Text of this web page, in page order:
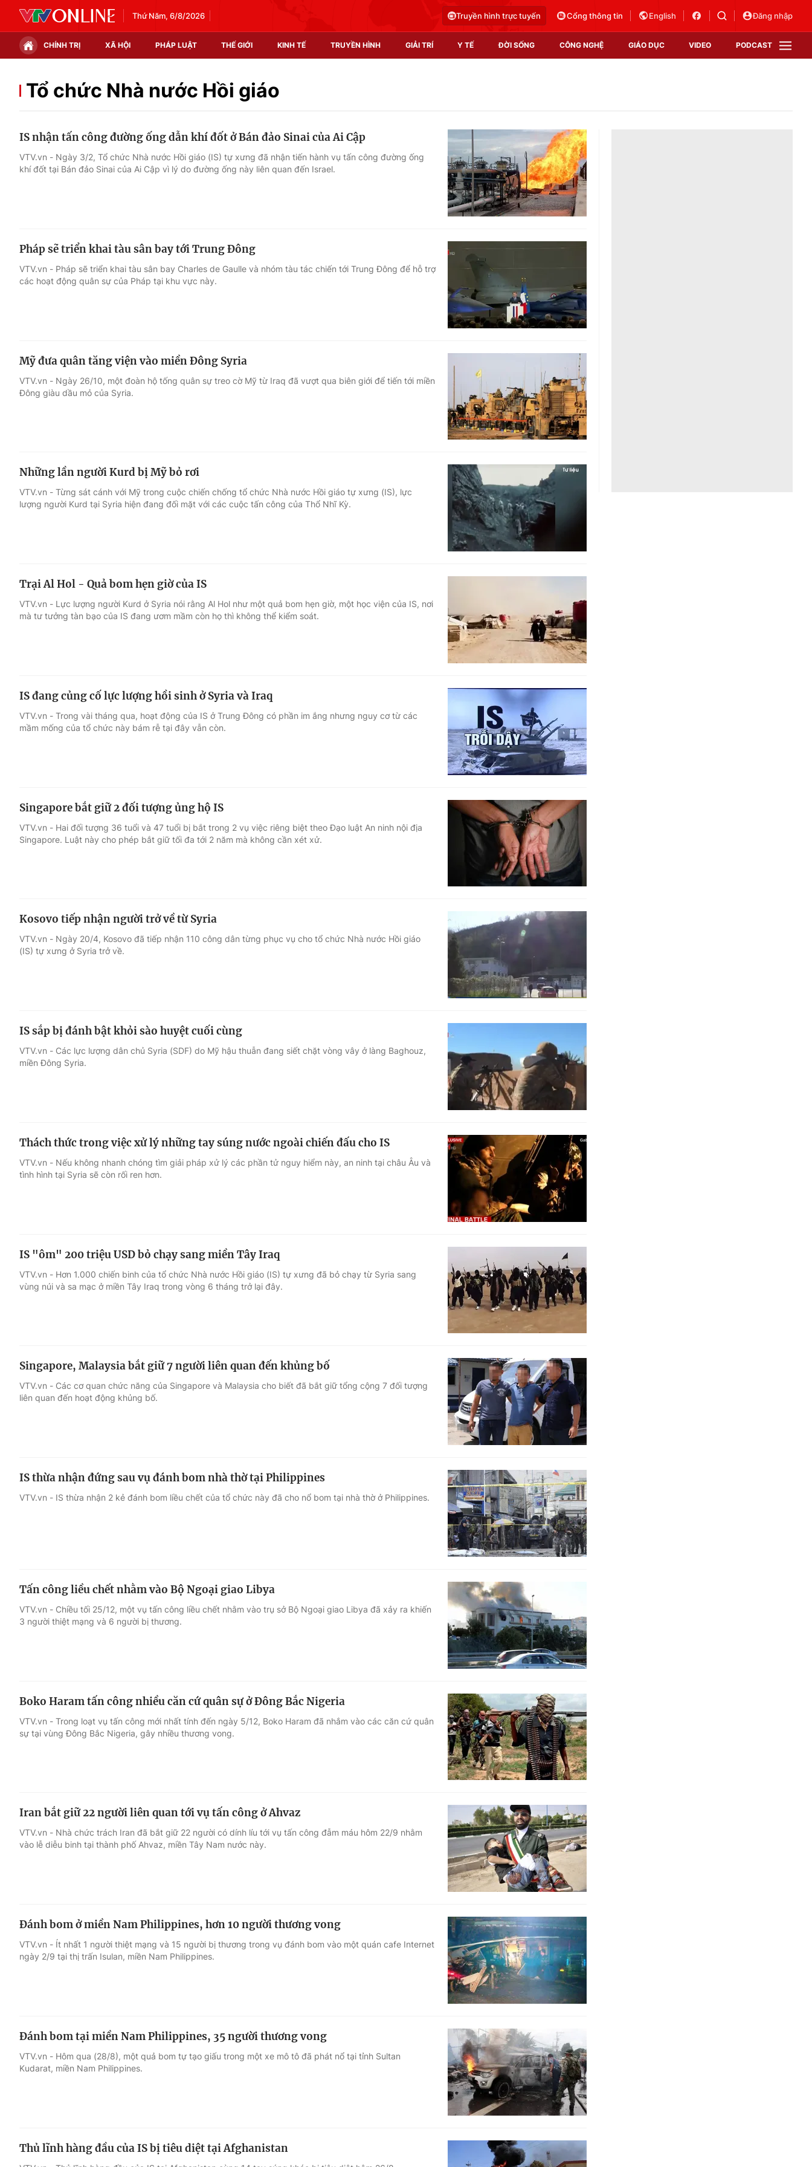
Thứ Năm, 6/8/2026 Truyền hình trực tuyến Cổng thông tin English Đăng nhập
CHÍNH TRỊ XÃ HỘI PHÁP LUẬT THẾ GIỚI KINH TẾ TRUYỀN HÌNH GIẢI TRÍ Y TẾ ĐỜI SỐNG CÔNG NGHỆ GIÁO DỤC VIDEO PODCAST
Chính trị Xã hội
Thế giới đó đây
Thị trường
Hậu trường
Video
Shorts video
Podcast
EMagazine
Photo
Infographic
Góc ảnh
Điện ảnh
Âm nhạc
Sao
Du lịch
Làm đẹp
Học trực tuyến
Công nghệ
Hitech Công nghệ tương lai
Sản phẩm
Thị trường
Tư vấn
VTV Sức khoẻ
Tổ chức Nhà nước Hồi giáo
IS nhận tấn công đường ống dẫn khí đốt ở Bán đảo Sinai của Ai Cập
VTV.vn - Ngày 3/2, Tổ chức Nhà nước Hồi giáo (IS) tự xưng đã nhận tiến hành vụ tấn công đường ống
khí đốt tại Bán đảo Sinai của Ai Cập vì lý do đường ống này liên quan đến Israel.
Pháp sẽ triển khai tàu sân bay tới Trung Đông
VTV.vn - Pháp sẽ triển khai tàu sân bay Charles de Gaulle và nhóm tàu tác chiến tới Trung Đông để hỗ trợ
các hoạt động quân sự của Pháp tại khu vực này.
Mỹ đưa quân tăng viện vào miền Đông Syria
VTV.vn - Ngày 26/10, một đoàn hộ tống quân sự treo cờ Mỹ từ Iraq đã vượt qua biên giới để tiến tới miền
Đông giàu dầu mỏ của Syria.
Những lần người Kurd bị Mỹ bỏ rơi
VTV.vn - Từng sát cánh với Mỹ trong cuộc chiến chống tổ chức Nhà nước Hồi giáo tự xưng (IS), lực
lượng người Kurd tại Syria hiện đang đối mặt với các cuộc tấn công của Thổ Nhĩ Kỳ.
Trại Al Hol - Quả bom hẹn giờ của IS
VTV.vn - Lực lượng người Kurd ở Syria nói rằng Al Hol như một quả bom hẹn giờ, một học viện của IS, nơi
mà tư tưởng tàn bạo của IS đang ươm mầm còn họ thì không thể kiểm soát.
IS đang củng cố lực lượng hồi sinh ở Syria và Iraq
VTV.vn - Trong vài tháng qua, hoạt động của IS ở Trung Đông có phần im ắng nhưng nguy cơ từ các
mầm mống của tổ chức này bám rễ tại đây vẫn còn.
Singapore bắt giữ 2 đối tượng ủng hộ IS
VTV.vn - Hai đối tượng 36 tuổi và 47 tuổi bị bắt trong 2 vụ việc riêng biệt theo Đạo luật An ninh nội địa
Singapore. Luật này cho phép bắt giữ tối đa tới 2 năm mà không cần xét xử.
Kosovo tiếp nhận người trở về từ Syria
VTV.vn - Ngày 20/4, Kosovo đã tiếp nhận 110 công dân từng phục vụ cho tổ chức Nhà nước Hồi giáo
(IS) tự xưng ở Syria trở về.
IS sắp bị đánh bật khỏi sào huyệt cuối cùng
VTV.vn - Các lực lượng dân chủ Syria (SDF) do Mỹ hậu thuẫn đang siết chặt vòng vây ở làng Baghouz,
miền Đông Syria.
Thách thức trong việc xử lý những tay súng nước ngoài chiến đấu cho IS
VTV.vn - Nếu không nhanh chóng tìm giải pháp xử lý các phần tử nguy hiểm này, an ninh tại châu Âu và
tình hình tại Syria sẽ còn rối ren hơn.
IS "ôm" 200 triệu USD bỏ chạy sang miền Tây Iraq
VTV.vn - Hơn 1.000 chiến binh của tổ chức Nhà nước Hồi giáo (IS) tự xưng đã bỏ chạy từ Syria sang
vùng núi và sa mạc ở miền Tây Iraq trong vòng 6 tháng trở lại đây.
Singapore, Malaysia bắt giữ 7 người liên quan đến khủng bố
VTV.vn - Các cơ quan chức năng của Singapore và Malaysia cho biết đã bắt giữ tổng cộng 7 đối tượng
liên quan đến hoạt động khủng bố.
IS thừa nhận đứng sau vụ đánh bom nhà thờ tại Philippines
VTV.vn - IS thừa nhận 2 kẻ đánh bom liều chết của tổ chức này đã cho nổ bom tại nhà thờ ở Philippines.
Tấn công liều chết nhằm vào Bộ Ngoại giao Libya
VTV.vn - Chiều tối 25/12, một vụ tấn công liều chết nhằm vào trụ sở Bộ Ngoại giao Libya đã xảy ra khiến
3 người thiệt mạng và 6 người bị thương.
Boko Haram tấn công nhiều căn cứ quân sự ở Đông Bắc Nigeria
VTV.vn - Trong loạt vụ tấn công mới nhất tính đến ngày 5/12, Boko Haram đã nhắm vào các căn cứ quân
sự tại vùng Đông Bắc Nigeria, gây nhiều thương vong.
Iran bắt giữ 22 người liên quan tới vụ tấn công ở Ahvaz
VTV.vn - Nhà chức trách Iran đã bắt giữ 22 người có dính líu tới vụ tấn công đẫm máu hôm 22/9 nhằm
vào lễ diễu binh tại thành phố Ahvaz, miền Tây Nam nước này.
Đánh bom ở miền Nam Philippines, hơn 10 người thương vong
VTV.vn - Ít nhất 1 người thiệt mạng và 15 người bị thương trong vụ đánh bom vào một quán cafe Internet
ngày 2/9 tại thị trấn Isulan, miền Nam Philippines.
Đánh bom tại miền Nam Philippines, 35 người thương vong
VTV.vn - Hôm qua (28/8), một quả bom tự tạo giấu trong một xe mô tô đã phát nổ tại tỉnh Sultan
Kudarat, miền Nam Philippines.
Thủ lĩnh hàng đầu của IS bị tiêu diệt tại Afghanistan